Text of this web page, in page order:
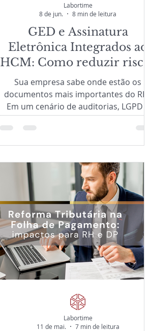
GED e Assinatura
Eletrônica Integrados ao
HCM: Como reduzir riscos
trabalhistas no RH
Sua empresa sabe onde estão os
documentos mais importantes do RH?
Em um cenário de auditorias, LGPD e
crescente necessidade de compliance,
diferentes sistemas pode gerar riscos
como a integração entre HCM, GED e
Assinatura Eletrônica ajuda a centralizar
informações, aumentar a segurança,
melhorar a rastreabilidade e tornar o
RH mais eficiente, estratégico e
preparado para o futuro.
Labortime
8 de jun.
8 min de leitura
Labortime
11 de mai.
7 min de leitura